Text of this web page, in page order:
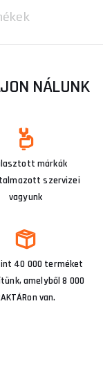
NÁLUNK
márkák
szervizei
vagyunk
40 000 terméket
amelyből 8 000
van.